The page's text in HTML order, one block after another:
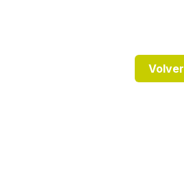
Volver